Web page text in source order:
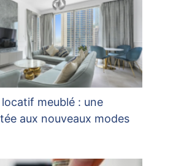
meublé : une
aux nouveaux modes